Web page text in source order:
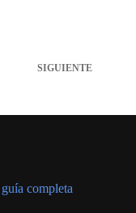
SIGUIENTE
completa